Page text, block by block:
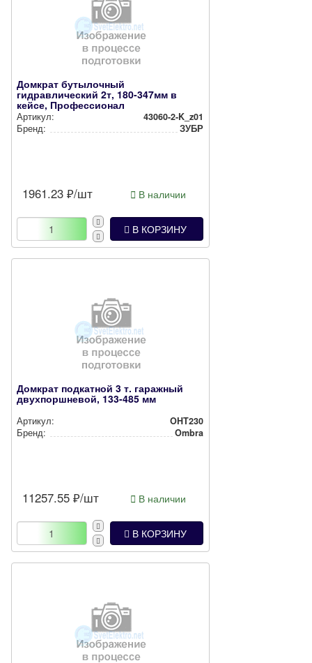
Домкрат бутылочный
гидравлический 2т, 180-347мм в
кейсе, Профессионал
Артикул:
43060-2-K_z01
Бренд:
ЗУБР
1961.23 ₽/шт В наличии
В КОРЗИНУ
Домкрат подкатной 3 т. гаражный
двухпоршневой, 133-485 мм
Артикул:
OHT230
Бренд:
Ombra
11257.55 ₽/шт В наличии
В КОРЗИНУ